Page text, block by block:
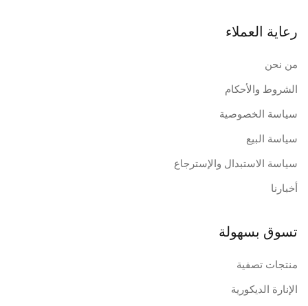
رعاية العملاء
من نحن
الشروط والأحكام
سياسة الخصوصية
سياسة البيع
سياسة الاستبدال والإسترجاع
أخبارنا
تسوق بسهولة
منتجات تصفية
الإنارة الديكورية